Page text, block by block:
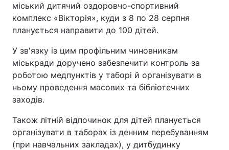
міський дитячий оздоровчо-спортивний
комплекс «Вікторія», куди з 8 по 28 серпня
планується направити до 100 дітей.
У зв'язку із цим профільним чиновникам
міськради доручено забезпечити контроль за
роботою медпунктів у таборі й організувати в
ньому проведення масових та бібліотечних
заходів.
Також літній відпочинок для дітей планується
організувати в таборах із денним перебуванням
(при навчальних закладах), у дитбудинку